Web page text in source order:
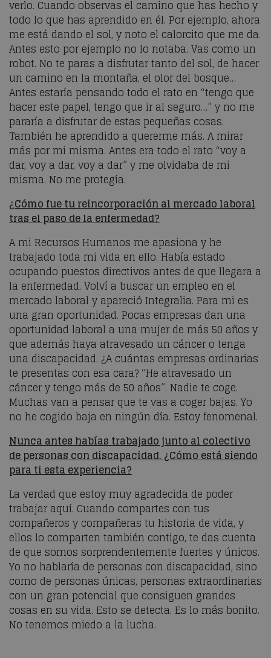
verlo. Cuando observas el camino que has hecho y
todo lo que has aprendido en él. Por ejemplo, ahora
me está dando el sol, y noto el calorcito que me da.
Antes esto por ejemplo no lo notaba. Vas como un
robot. No te paras a disfrutar tanto del sol, de hacer
un camino en la montaña, el olor del bosque…
Antes estaría pensando todo el rato en “tengo que
hacer este papel, tengo que ir al seguro…” y no me
pararía a disfrutar de estas pequeñas cosas.
También he aprendido a quererme más. A mirar
más por mi misma. Antes era todo el rato “voy a
dar, voy a dar, voy a dar” y me olvidaba de mi
misma. No me protegía.
¿Cómo fue tu reincorporación al mercado laboral
tras el paso de la enfermedad?
A mi Recursos Humanos me apasiona y he
trabajado toda mi vida en ello. Había estado
ocupando puestos directivos antes de que llegara a
la enfermedad. Volví a buscar un empleo en el
mercado laboral y apareció Integralia. Para mi es
una gran oportunidad. Pocas empresas dan una
oportunidad laboral a una mujer de más 50 años y
que además haya atravesado un cáncer o tenga
una discapacidad. ¿A cuántas empresas ordinarias
te presentas con esa cara? “He atravesado un
cáncer y tengo más de 50 años”. Nadie te coge.
Muchas van a pensar que te vas a coger bajas. Yo
no he cogido baja en ningún día. Estoy fenomenal.
Nunca antes habías trabajado junto al colectivo
de personas con discapacidad. ¿Cómo está siendo
para ti esta experiencia?
La verdad que estoy muy agradecida de poder
trabajar aquí. Cuando compartes con tus
compañeros y compañeras tu historia de vida, y
ellos lo comparten también contigo, te das cuenta
de que somos sorprendentemente fuertes y únicos.
Yo no hablaría de personas con discapacidad, sino
como de personas únicas, personas extraordinarias
con un gran potencial que consiguen grandes
cosas en su vida. Esto se detecta. Es lo más bonito.
No tenemos miedo a la lucha.